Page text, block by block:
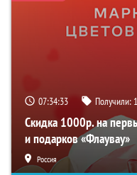
07:34:33 Получили:
Скидка 1000р. на
и подарков «Флаувау»
Россия